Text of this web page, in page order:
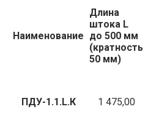
Наименование
Длина
штока L
до 500 мм
(кратность
50 мм)
ПДУ-1.1.L.К 1 475,00